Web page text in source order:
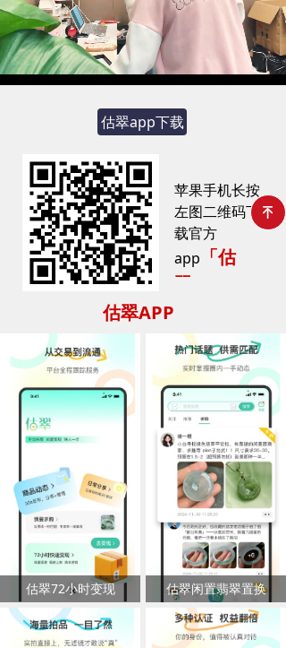
估翠app下载
苹果手机长按
左图二维码下
载官方
app 「估
翠」
估翠72小时变现 估翠闲置翡翠置换
估翠APP
Mute Loaded:
0%
Progress:
0%
녠